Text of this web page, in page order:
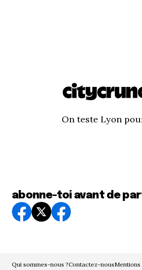
On teste Lyon
abonne-toi avant de
Qui sommes-nous ?Contactez-nousMentions